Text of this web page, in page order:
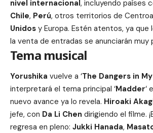
nivel internacional, incluyendo países
Chile, Perú, otros territorios de
Unidos y Europa. Estén atentos, ya
la venta de entradas se anunciarán muy
Tema musical
Yorushika vuelve a ‘The Dangers in
interpretará el tema principal ‘Madder‘
nuevo avance ya lo revela. Hiroaki
jefe, con Da Li Chen dirigiendo el filme.
regresa en pleno: Jukki Hanada,